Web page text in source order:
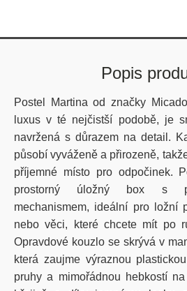
Popis
Postel Martina od značky
luxus v té nejčistší podobě, je
navržená s důrazem na detail.
působí vyváženě a přirozeně,
příjemné místo pro odpočinek.
prostorný úložný box s
mechanismem, ideální pro ložní
nebo věci, které chcete mít po
Opravdové kouzlo se skrývá v
která zaujme výraznou
pruhy a mimořádnou hebkostí